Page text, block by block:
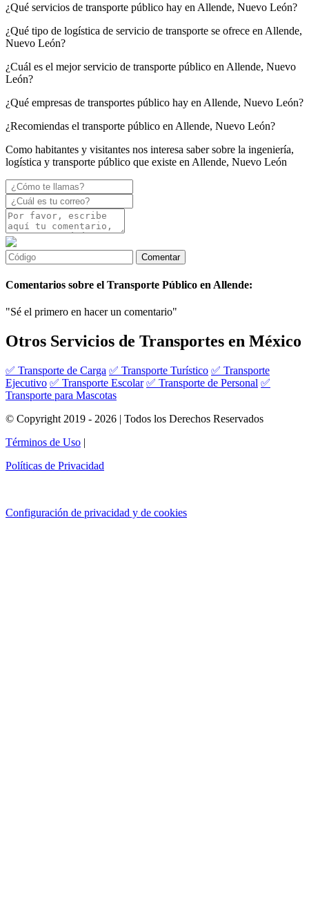
¿Qué servicios de transporte público hay en Allende, Nuevo León?
¿Qué tipo de logística de servicio de transporte se ofrece en Allende,
Nuevo León?
¿Cuál es el mejor servicio de transporte público en Allende, Nuevo
León?
¿Qué empresas de transportes público hay en Allende, Nuevo León?
¿Recomiendas el transporte público en Allende, Nuevo León?
Como habitantes y visitantes nos interesa saber sobre la ingeniería,
logística y transporte público que existe en Allende, Nuevo León
Comentarios sobre el Transporte Público en Allende:
"Sé el primero en hacer un comentario"
Otros Servicios de Transportes en México
✅ Transporte de Carga ✅ Transporte Turístico ✅ Transporte
Ejecutivo ✅ Transporte Escolar ✅ Transporte de Personal ✅
Transporte para Mascotas
© Copyright 2019 - 2026 | Todos los Derechos Reservados
Términos de Uso |
Políticas de Privacidad
Configuración de privacidad y de cookies